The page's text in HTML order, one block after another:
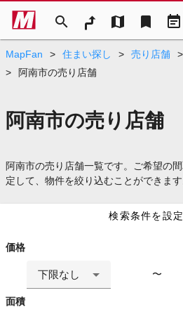
search map bookmark event_note
MapFan > 住まい探し > 売り店舗 >
>
阿南市の売り店舗
阿南市の売り店舗
阿南市の売り店舗一覧です。ご希望の
定して、物件を絞り込むことができます
検索条件を設
価格
下限なし 〜
面積